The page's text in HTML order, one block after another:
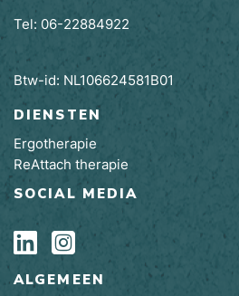
Tel: 06-22884922
Btw-id: NL106624581B01
DIENSTEN
Ergotherapie
ReAttach therapie
SOCIAL MEDIA
ALGEMEEN